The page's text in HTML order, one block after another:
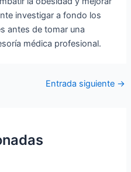
investigar a fondo los
antes de tomar una
médica profesional.
Entrada siguiente →